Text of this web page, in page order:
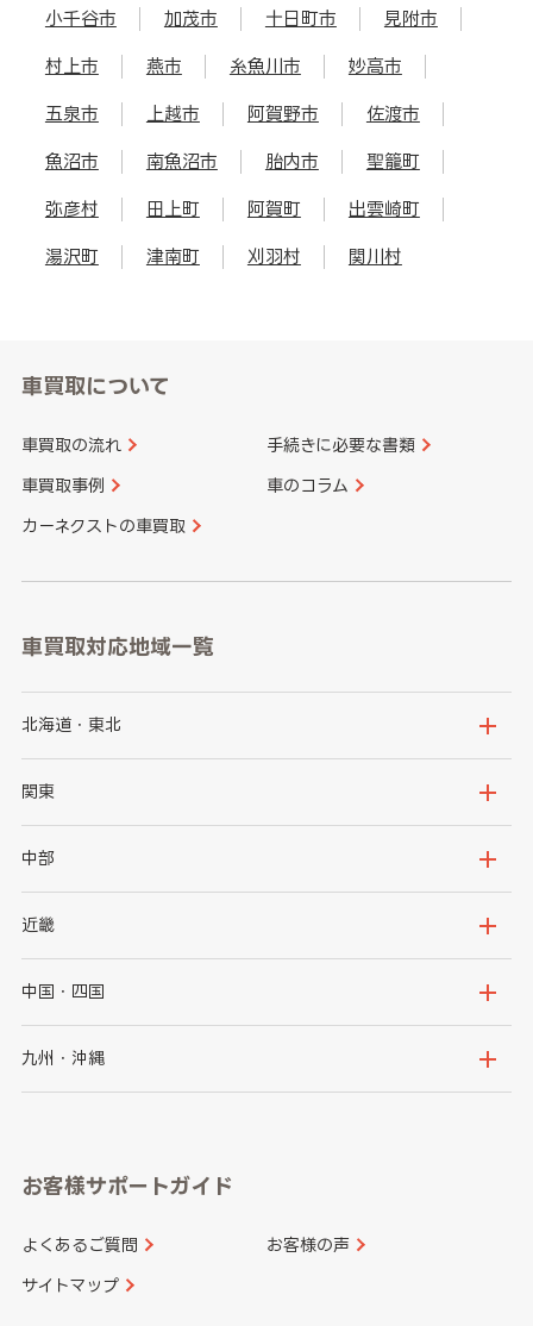
小千谷市 加茂市 十日町市 見附市
村上市 燕市 糸魚川市 妙高市
五泉市 上越市 阿賀野市 佐渡市
魚沼市 南魚沼市 胎内市 聖籠町
弥彦村 田上町 阿賀町 出雲崎町
湯沢町 津南町 刈羽村 関川村
車買取について
車買取の流れ 手続きに必要な書類
車買取事例 車のコラム
カーネクストの車買取
車買取対応地域一覧
北海道・東北
北海道
岩手県
秋田県
関東
茨城県
群馬県
千葉県
神奈川県
中部
新潟県
石川県
山梨県
愛知県
近畿
大阪府
京都府
和歌山県
中国・四国
鳥取県
山口県
香川県 愛媛県
九州・沖縄
長崎県
大分県 宮崎県
お客様サポートガイド
よくあるご質問 お客様の声
サイトマップ